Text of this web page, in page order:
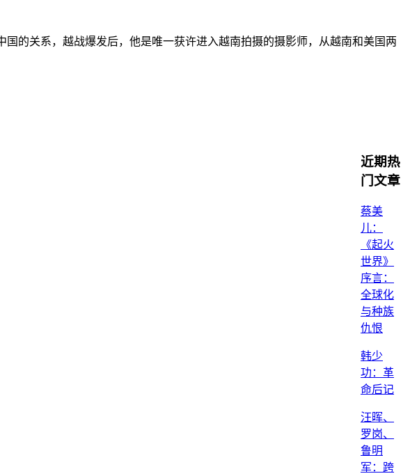
国的关系，越战爆发后，他是唯一获许进入越南拍摄的摄影师，从越南和美国两
近期热
门文章
蔡美
儿：
《起火
世界》
序言：
全球化
与种族
仇恨
韩少
功：革
命后记
汪晖、
罗岗、
鲁明
军：跨